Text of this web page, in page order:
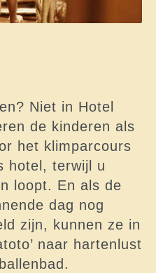
Niet in Hotel
de kinderen als
het klimparcours
hotel, terwijl u
loopt. En als de
dag nog
zijn, kunnen ze in
naar hartenlust